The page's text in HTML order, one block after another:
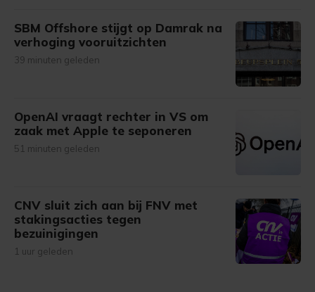
SBM Offshore stijgt op Damrak na
verhoging vooruitzichten
39 minuten geleden
OpenAI vraagt rechter in VS om
zaak met Apple te seponeren
51 minuten geleden
CNV sluit zich aan bij FNV met
stakingsacties tegen
bezuinigingen
1 uur geleden